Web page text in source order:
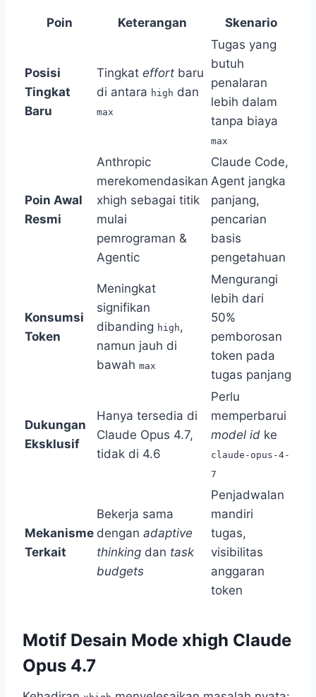
Poin Keterangan Skenario
Posisi
Tingkat
Baru
Tingkat effort baru
di antara high dan
max
Tugas yang
butuh
penalaran
lebih dalam
tanpa biaya
max
Poin Awal
Resmi
Anthropic
merekomendasikan
xhigh sebagai titik
mulai
pemrograman &
Agentic
Claude Code,
Agent jangka
panjang,
pencarian
basis
pengetahuan
Konsumsi
Token
Meningkat
signifikan
dibanding high,
namun jauh di
bawah max
Mengurangi
lebih dari
50%
pemborosan
token pada
tugas panjang
Dukungan
Eksklusif
Hanya tersedia di
Claude Opus 4.7,
tidak di 4.6
Perlu
memperbarui
model id ke
claude-opus-4-
7
Mekanisme
Terkait
Bekerja sama
dengan adaptive
thinking dan task
budgets
Penjadwalan
mandiri
tugas,
visibilitas
anggaran
token
Motif Desain Mode xhigh Claude
Opus 4.7